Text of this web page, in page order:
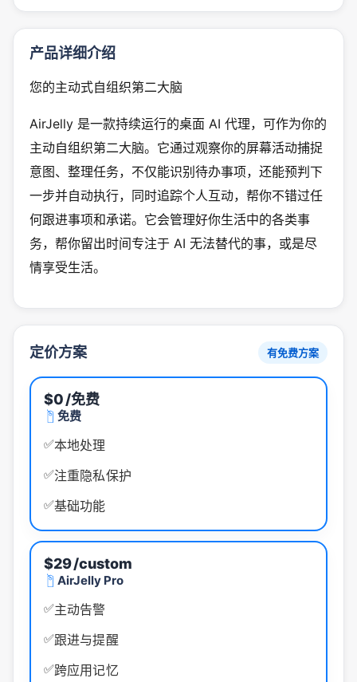
产品详细介绍
您的主动式自组织第二大脑
AirJelly 是一款持续运行的桌面 AI 代理，可作为你的
主动自组织第二大脑。它通过观察你的屏幕活动捕捉
意图、整理任务，不仅能识别待办事项，还能预判下
一步并自动执行，同时追踪个人互动，帮你不错过任
何跟进事项和承诺。它会管理好你生活中的各类事
务，帮你留出时间专注于 AI 无法替代的事，或是尽
情享受生活。
定价方案 有免费方案
$0/免费
免费
✅本地处理
✅注重隐私保护
✅基础功能
$29/custom
AirJelly Pro
✅主动告警
✅跟进与提醒
✅跨应用记忆